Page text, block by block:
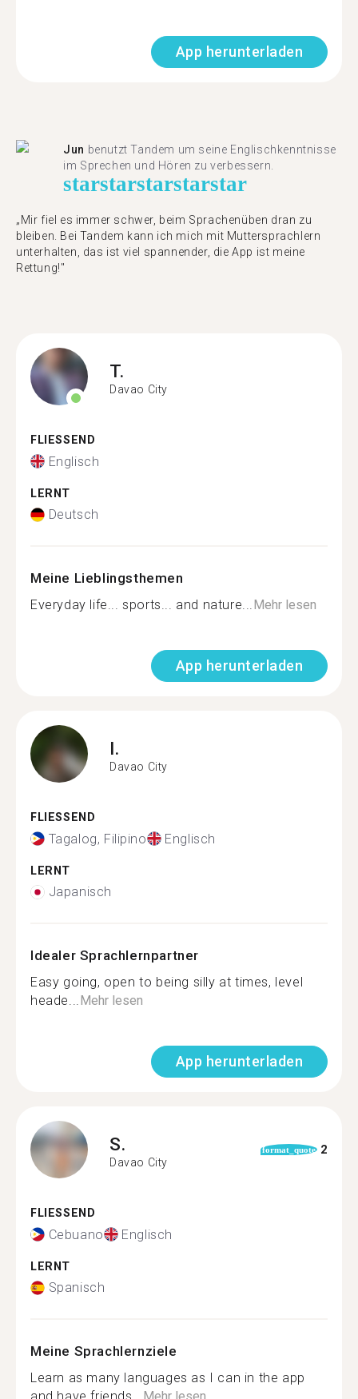
App herunterladen
Jun benutzt Tandem um seine Englischkenntnisse
im Sprechen und Hören zu verbessern.
starstarstarstarstar
„Mir fiel es immer schwer, beim Sprachenüben dran zu
bleiben. Bei Tandem kann ich mich mit Muttersprachlern
unterhalten, das ist viel spannender, die App ist meine
Rettung!"
T.
Davao City
FLIESSEND
Englisch
LERNT
Deutsch
Meine Lieblingsthemen
Everyday life... sports... and nature...Mehr lesen
App herunterladen
I.
Davao City
FLIESSEND
Tagalog, Filipino Englisch
LERNT
Japanisch
Idealer Sprachlernpartner
Easy going, open to being silly at times, level
heade...Mehr lesen
App herunterladen
S.
Davao City
format_quote 2
FLIESSEND
Cebuano Englisch
LERNT
Spanisch
Meine Sprachlernziele
Learn as many languages as I can in the app